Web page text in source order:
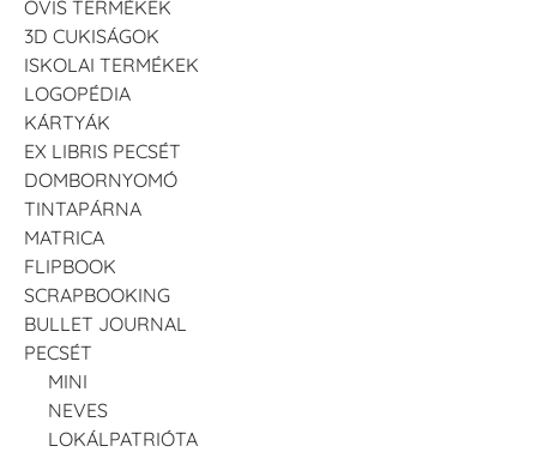
OVIS TERMÉKEK
3D CUKISÁGOK
ISKOLAI TERMÉKEK
LOGOPÉDIA
KÁRTYÁK
EX LIBRIS PECSÉT
DOMBORNYOMÓ
TINTAPÁRNA
MATRICA
FLIPBOOK
SCRAPBOOKING
BULLET JOURNAL
PECSÉT
MINI
NEVES
LOKÁLPATRIÓTA